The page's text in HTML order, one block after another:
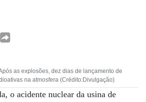
as explosões, dez dias de lançamento de
na atmosfera (Crédito:Divulgação)
o acidente nuclear da usina de